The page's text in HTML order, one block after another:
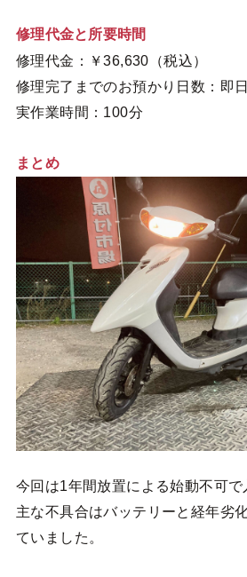
修理代金と所要時間
修理代金：￥36,630（税込）
修理完了までのお預かり日数：即
実作業時間：100分
まとめ
今回は1年間放置による始動不可で
主な不具合はバッテリーと経年劣
ていました。